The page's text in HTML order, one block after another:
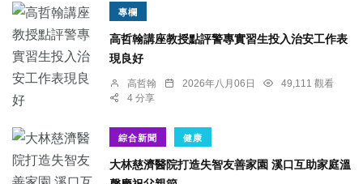
專欄
高哲翰講座教授點評警專實習生投入治安工作表
現良好
高哲翰 2026年八月06日
49,111 觀看
4 分享
綜合新聞 健康
大林慈濟醫院打造失智友善家園 溪口互助家庭溫